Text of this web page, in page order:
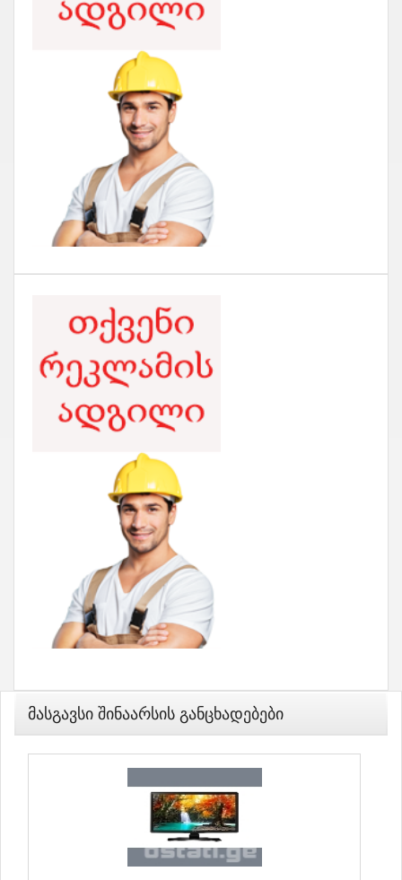
Მასგავსი Შინაარსის Განცხადებები